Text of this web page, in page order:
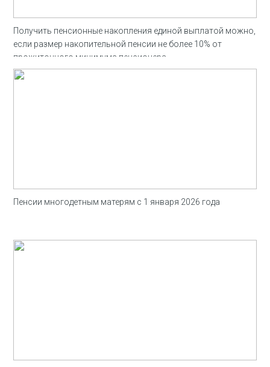
Получить пенсионные накопления единой выплатой можно,
если размер накопительной пенсии не более 10% от
прожиточного минимума пенсионера
Пенсии многодетным матерям с 1 января 2026 года